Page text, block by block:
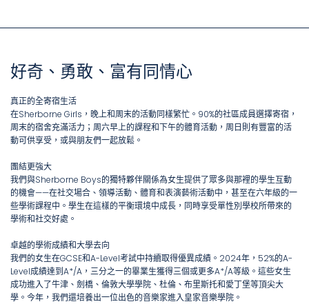
好奇、勇敢、富有同情心
真正的全寄宿生活
在Sherborne Girls，晚上和周末的活動同樣繁忙。90%的社區成員選擇寄宿，
周末的宿舍充滿活力；周六早上的課程和下午的體育活動，周日則有豐富的活
動可供享受，或與朋友們一起放鬆。
團結更強大
我們與Sherborne Boys的獨特夥伴關係為女生提供了眾多與那裡的學生互動
的機會——在社交場合、領導活動、體育和表演藝術活動中，甚至在六年級的一
些學術課程中。學生在這樣的平衡環境中成長，同時享受單性別學校所帶來的
學術和社交好處。
卓越的學術成績和大學去向
我們的女生在GCSE和A-Level考試中持續取得優異成績。2024年，52%的A-
Level成績達到A*/A，三分之一的畢業生獲得三個或更多A*/A等級。這些女生
成功進入了牛津、劍橋、倫敦大學學院、杜倫、布里斯托和愛丁堡等頂尖大
學。今年，我們還培養出一位出色的音樂家進入皇家音樂學院。